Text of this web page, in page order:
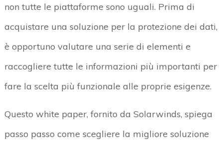
non tutte le piattaforme sono uguali. Prima di
acquistare una soluzione per la protezione dei dati,
è opportuno valutare una serie di elementi e
raccogliere tutte le informazioni più importanti per
fare la scelta più funzionale alle proprie esigenze.
Questo white paper, fornito da Solarwinds, spiega
passo passo come scegliere la migliore soluzione